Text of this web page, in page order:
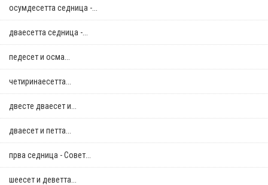
осумдесетта седница -...
дваесетта седница -...
педесет и осма...
четиринаесетта...
двестe дваесет и...
дваесет и петта...
прва седница - Совет...
шеесет и деветта...